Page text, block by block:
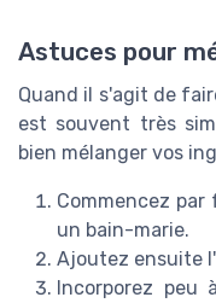
Astuces pour
Quand il s'agit de
est souvent très
bien mélanger vos
Commencez
un bain-marie.
Ajoutez ensuite l'
Incorporez peu